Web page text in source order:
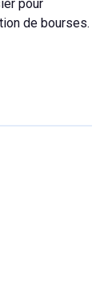
pour
de bourses.